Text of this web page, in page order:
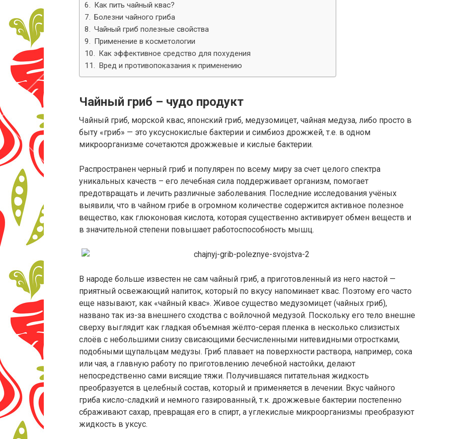
Как пить чайный квас?
Болезни чайного гриба
Чайный гриб полезные свойства
Применение в косметологии
Как эффективное средство для похудения
Вред и противопоказания к применению
Чайный гриб – чудо продукт
Чайный гриб, морской квас, японский гриб, медузомицет, чайная медуза, либо просто в
быту «гриб» — это уксуснокислые бактерии и симбиоз дрожжей, т.е. в одном
микроорганизме сочетаются дрожжевые и кислые бактерии.
Распространен черный гриб и популярен по всему миру за счет целого спектра
уникальных качеств – его лечебная сила поддерживает организм, помогает
предотвращать и лечить различные заболевания. Последние исследования учёных
выявили, что в чайном грибе в огромном количестве содержится активное полезное
вещество, как глюконовая кислота, которая существенно активирует обмен веществ и
в значительной степени повышает работоспособность мышц.
В народе больше известен не сам чайный гриб, а приготовленный из него настой —
приятный освежающий напиток, который по вкусу напоминает квас. Поэтому его часто
еще называют, как «чайный квас». Живое существо медузомицет (чайных гриб),
названо так из-за внешнего сходства с войлочной медузой. Поскольку его тело внешне
сверху выглядит как гладкая объемная жёлто-серая пленка в несколько слизистых
слоёв с небольшими снизу свисающими бесчисленными нитевидными отростками,
подобными щупальцам медузы. Гриб плавает на поверхности раствора, например, сока
или чая, а главную работу по приготовлению лечебной настойки, делают
непосредственно сами висящие тяжи. Получившаяся питательная жидкость
преобразуется в целебный состав, который и применяется в лечении. Вкус чайного
гриба кисло-сладкий и немного газированный, т.к. дрожжевые бактерии постепенно
сбраживают сахар, превращая его в спирт, а углекислые микроорганизмы преобразуют
жидкость в уксус.